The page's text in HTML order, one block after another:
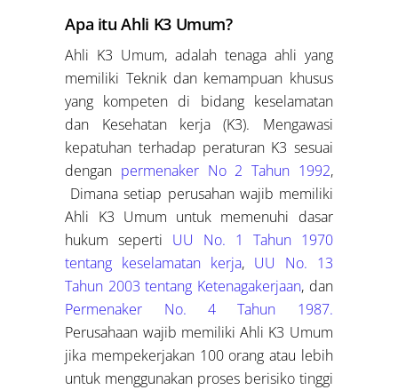
Apa itu Ahli K3 Umum?
Ahli K3 Umum, adalah tenaga ahli yang
memiliki Teknik dan kemampuan khusus
yang kompeten di bidang keselamatan
dan Kesehatan kerja (K3). Mengawasi
kepatuhan terhadap peraturan K3 sesuai
dengan permenaker No 2 Tahun 1992,
Dimana setiap perusahan wajib memiliki
Ahli K3 Umum untuk memenuhi dasar
hukum seperti UU No. 1 Tahun 1970
tentang keselamatan kerja, UU No. 13
Tahun 2003 tentang Ketenagakerjaan, dan
Permenaker No. 4 Tahun 1987.
Perusahaan wajib memiliki Ahli K3 Umum
jika mempekerjakan 100 orang atau lebih
untuk menggunakan proses berisiko tinggi